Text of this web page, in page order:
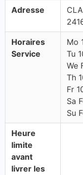
Adresse
Horaires
Service
Mo
Tu
We
Th
Fr
Sa
Su
Heure
limite
avant
livrer les